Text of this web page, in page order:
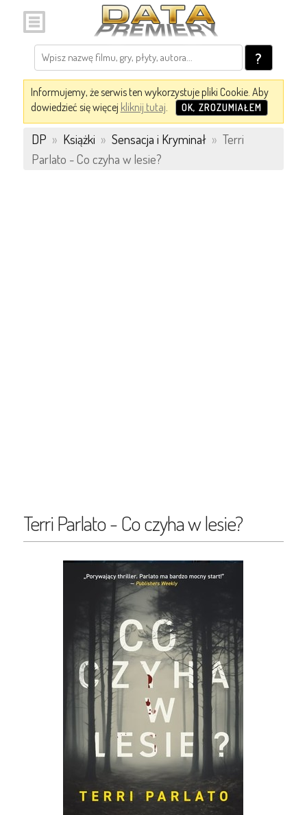
?
Informujemy, że serwis ten wykorzystuje pliki Cookie. Aby
dowiedzieć się więcej kliknij tutaj. OK, ZROZUMIAŁEM
DP » Książki » Sensacja i Kryminał » Terri
Parlato - Co czyha w lesie?
Terri Parlato - Co czyha w lesie?